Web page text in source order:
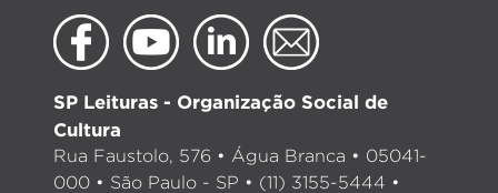
SP Leituras - Organização Social de
Cultura
Rua Faustolo, 576 • Água Branca • 05041-
000 • São Paulo - SP • (11) 3155-5444 •